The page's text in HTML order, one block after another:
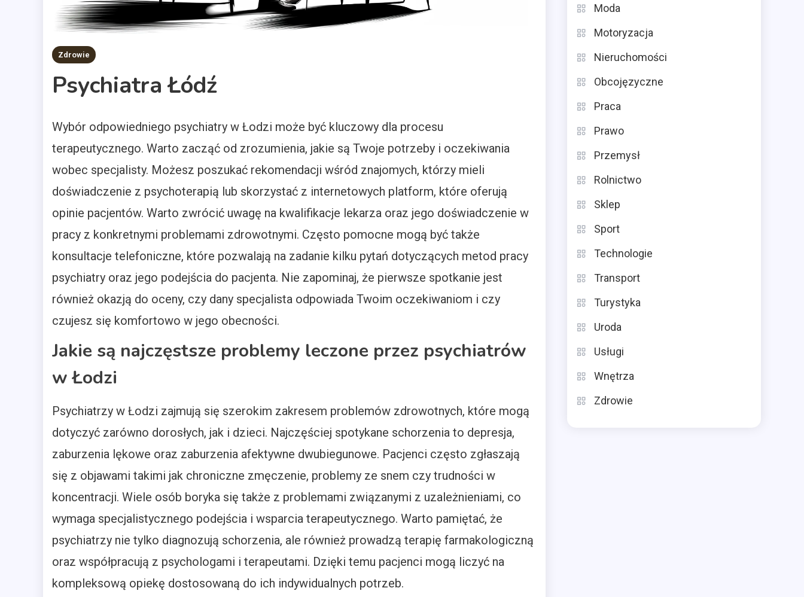
Zdrowie
Psychiatra Łódź
Wybór odpowiedniego psychiatry w Łodzi może być kluczowy dla procesu
terapeutycznego. Warto zacząć od zrozumienia, jakie są Twoje potrzeby i oczekiwania
wobec specjalisty. Możesz poszukać rekomendacji wśród znajomych, którzy mieli
doświadczenie z psychoterapią lub skorzystać z internetowych platform, które oferują
opinie pacjentów. Warto zwrócić uwagę na kwalifikacje lekarza oraz jego doświadczenie w
pracy z konkretnymi problemami zdrowotnymi. Często pomocne mogą być także
konsultacje telefoniczne, które pozwalają na zadanie kilku pytań dotyczących metod pracy
psychiatry oraz jego podejścia do pacjenta. Nie zapominaj, że pierwsze spotkanie jest
również okazją do oceny, czy dany specjalista odpowiada Twoim oczekiwaniom i czy
czujesz się komfortowo w jego obecności.
Jakie są najczęstsze problemy leczone przez psychiatrów
w Łodzi
Psychiatrzy w Łodzi zajmują się szerokim zakresem problemów zdrowotnych, które mogą
dotyczyć zarówno dorosłych, jak i dzieci. Najczęściej spotykane schorzenia to depresja,
zaburzenia lękowe oraz zaburzenia afektywne dwubiegunowe. Pacjenci często zgłaszają
się z objawami takimi jak chroniczne zmęczenie, problemy ze snem czy trudności w
koncentracji. Wiele osób boryka się także z problemami związanymi z uzależnieniami, co
wymaga specjalistycznego podejścia i wsparcia terapeutycznego. Warto pamiętać, że
psychiatrzy nie tylko diagnozują schorzenia, ale również prowadzą terapię farmakologiczną
oraz współpracują z psychologami i terapeutami. Dzięki temu pacjenci mogą liczyć na
kompleksową opiekę dostosowaną do ich indywidualnych potrzeb.
Moda
Motoryzacja
Nieruchomości
Obcojęzyczne
Praca
Prawo
Przemysł
Rolnictwo
Sklep
Sport
Technologie
Transport
Turystyka
Uroda
Usługi
Wnętrza
Zdrowie